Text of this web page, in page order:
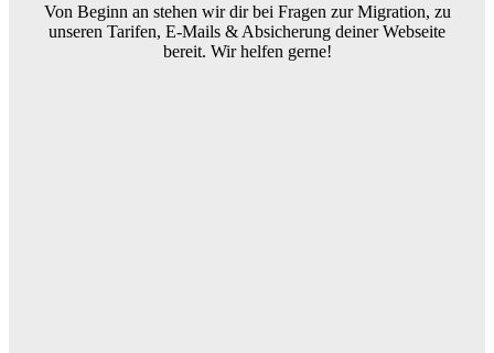
Von Beginn an stehen wir dir bei Fragen zur Migration, zu
unseren Tarifen, E-Mails & Absicherung deiner Webseite
bereit. Wir helfen gerne!